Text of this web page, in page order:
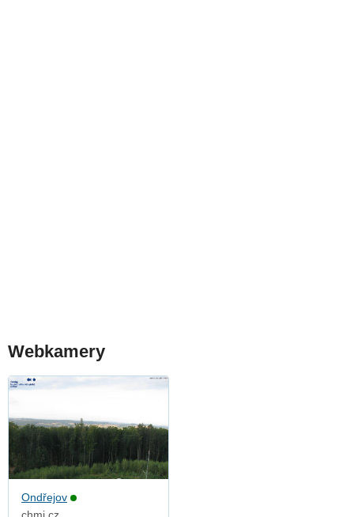
Webkamery
Ondřejov